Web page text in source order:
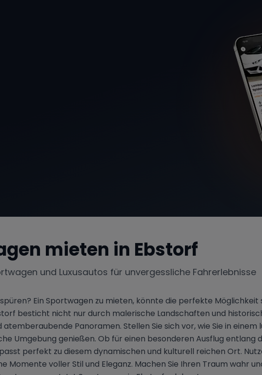
mieten in Ebstorf
und Luxusautos für unvergessliche Fahrerlebnisse
Ein Sportwagen zu mieten, könnte die perfekte Möglichkeit
besticht nicht nur durch malerische Landschaften und
Panoramen. Stellen Sie sich vor, wie Sie in einem
Umgebung genießen. Ob für einen besonderen Ausflug entlang
perfekt zu diesem dynamischen und kulturell reichen Ort.
Momente voller Stil und Eleganz. Machen Sie Ihren Traum wahr